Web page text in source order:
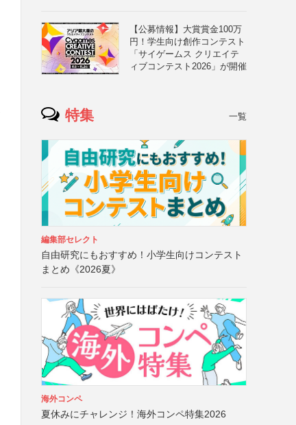
【公募情報】大賞賞金100万
円！学生向け創作コンテスト
「サイゲームス クリエイテ
ィブコンテスト2026」が開催
特集 一覧
編集部セレクト
自由研究にもおすすめ！小学生向けコンテスト
まとめ《2026夏》
海外コンペ
夏休みにチャレンジ！海外コンペ特集2026